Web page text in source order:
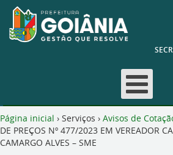
Página inicial › Serviços › Avisos de
DE PREÇOS Nº 477/2023 EM VEREADOR
CAMARGO ALVES – SME